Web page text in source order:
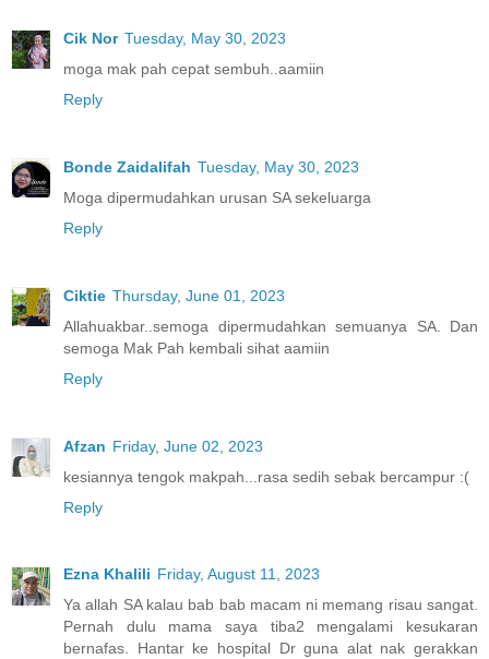
Cik Nor Tuesday, May 30, 2023
moga mak pah cepat sembuh..aamiin
Reply
Bonde Zaidalifah Tuesday, May 30, 2023
Moga dipermudahkan urusan SA sekeluarga
Reply
Ciktie Thursday, June 01, 2023
Allahuakbar..semoga dipermudahkan semuanya SA. Dan
semoga Mak Pah kembali sihat aamiin
Reply
Afzan Friday, June 02, 2023
kesiannya tengok makpah...rasa sedih sebak bercampur :(
Reply
Ezna Khalili Friday, August 11, 2023
Ya allah SA kalau bab bab macam ni memang risau sangat.
Pernah dulu mama saya tiba2 mengalami kesukaran
bernafas. Hantar ke hospital Dr guna alat nak gerakkan